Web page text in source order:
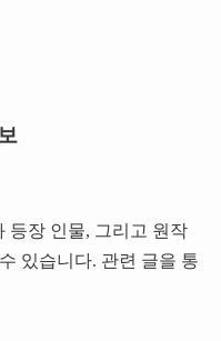
등장 인물, 그리고 원작
있습니다. 관련 글을 통